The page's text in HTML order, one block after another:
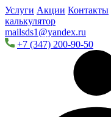
Услуги Акции Контакты
калькулятор
mailsds1@yandex.ru
+7 (347) 200-90-50